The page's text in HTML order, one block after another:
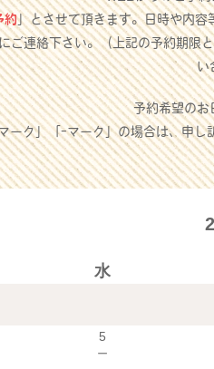
約」とさせて頂きます。日時や内容
ご連絡下さい。（上記の予約期限
い
予約希望のお
ク」「-マーク」の場合は、申し
水
5
－